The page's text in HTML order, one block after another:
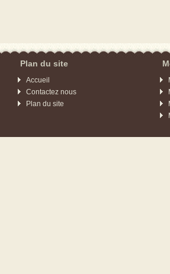
Plan du site
Accueil
Contactez nous
Plan du site